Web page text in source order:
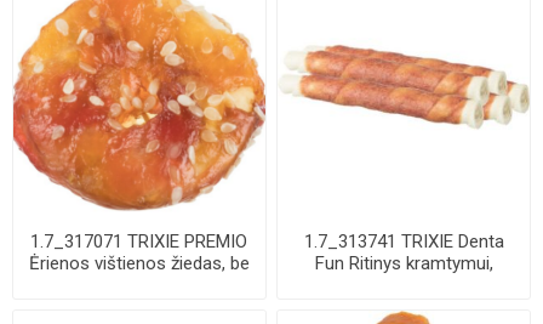
1.7_317071 TRIXIE PREMIO
Ėrienos vištienos žiedas, be
1.7_313741 TRIXIE Denta
Fun Ritinys kramtymui,